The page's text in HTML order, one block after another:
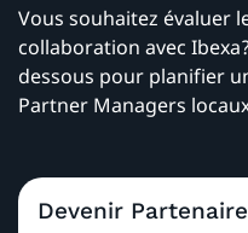
Vous souhaitez évaluer
collaboration avec
dessous pour planifier
Partner Managers
Devenir Partenaire